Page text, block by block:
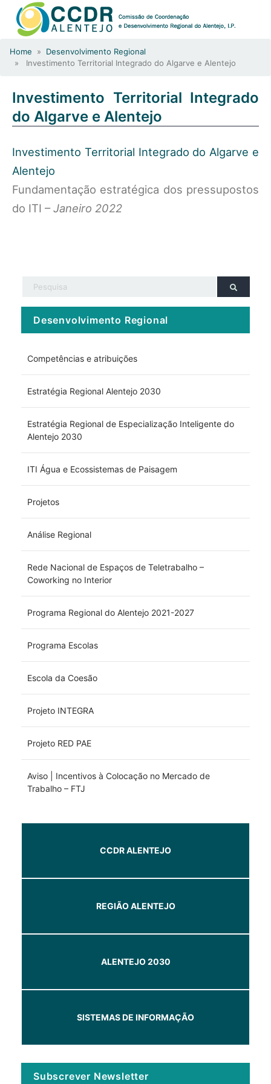
Home » Desenvolvimento Regional
» Investimento Territorial Integrado do Algarve e Alentejo
Investimento Territorial Integrado
do Algarve e Alentejo
Investimento Territorial Integrado do Algarve e
Alentejo
Fundamentação estratégica dos pressupostos
do ITI –Janeiro 2022
Desenvolvimento Regional
Competências e atribuições
Estratégia Regional Alentejo 2030
Estratégia Regional de Especialização Inteligente do
Alentejo 2030
ITI Água e Ecossistemas de Paisagem
Projetos
Análise Regional
Rede Nacional de Espaços de Teletrabalho –
Coworking no Interior
Programa Regional do Alentejo 2021-2027
Programa Escolas
Escola da Coesão
Projeto INTEGRA
Projeto RED PAE
Aviso | Incentivos à Colocação no Mercado de
Trabalho – FTJ
CCDR ALENTEJO
REGIÃO ALENTEJO
ALENTEJO 2030
SISTEMAS DE INFORMAÇÃO
Subscrever Newsletter